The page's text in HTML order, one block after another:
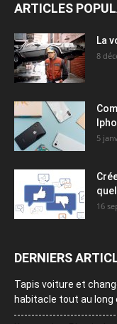
ARTICLES
La
8
5
16
DERNIERS
Tapis voiture et
habitacle tout au long